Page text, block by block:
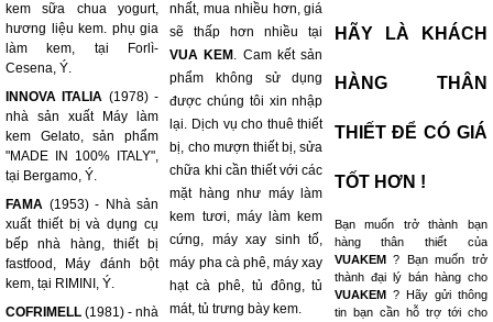
kem sữa chua yogurt,
hương liệu kem. phụ gia
làm kem, tại Forlì-
Cesena, Ý.
INNOVA ITALIA (1978) -
nhà sản xuất Máy làm
kem Gelato, sản phẩm
"MADE IN 100% ITALY",
tại Bergamo, Ý.
FAMA (1953) - Nhà sản
xuất thiết bị và dụng cụ
bếp nhà hàng, thiết bị
fastfood, Máy đánh bột
kem, tại RIMINI, Ý.
COFRIMELL (1981) - nhà
nhất, mua nhiều hơn, giá
sẽ thấp hơn nhiều tại
VUA KEM . Cam kết sản
phẩm không sử dụng
được chúng tôi xin nhập
lại. Dịch vụ cho thuê thiết
bị, cho mượn thiết bị, sửa
chữa khi cần thiết với các
mặt hàng như máy làm
kem tươi, máy làm kem
cứng, máy xay sinh tố,
máy pha cà phê, máy xay
hạt cà phê, tủ đông, tủ
mát, tủ trưng bày kem.
HÃY LÀ KHÁCH
HÀNG THÂN
THIẾT ĐỂ CÓ GIÁ
TỐT HƠN !
Bạn muốn trở thành bạn
hàng thân thiết của
VUAKEM
? Bạn muốn trở
thành đại lý bán hàng cho
VUAKEM
? Hãy gửi thông
tin bạn cần hỗ trợ tới cho